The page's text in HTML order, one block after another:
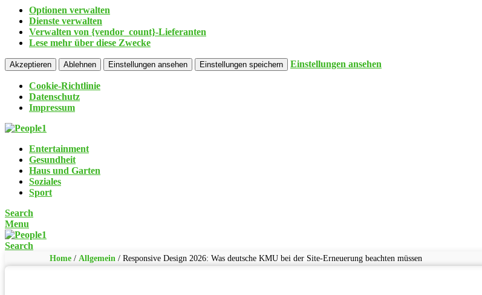
Optionen verwalten
Dienste verwalten
Verwalten von {vendor_count}-Lieferanten
Lese mehr über diese Zwecke
Akzeptieren Ablehnen Einstellungen ansehen Einstellungen speichern Einstellungen ansehen
Cookie-Richtlinie
Datenschutz
Impressum
Entertainment
Gesundheit
Haus und Garten
Soziales
Sport
Search
Menu
Search
Home / Allgemein / Responsive Design 2026: Was deutsche KMU bei der Site-Erneuerung beachten müssen